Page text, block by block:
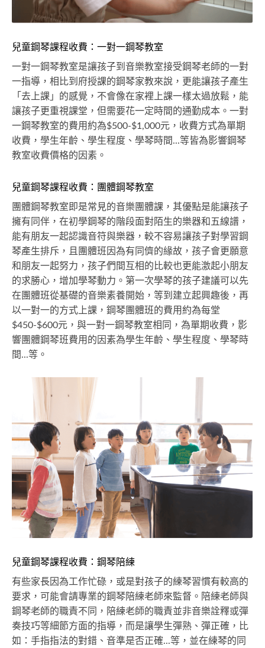
兒童鋼琴課程收費：一對一鋼琴教室
一對一鋼琴教室是讓孩子到音樂教室接受鋼琴老師的一對
一指導，相比到府授課的鋼琴家教來說，更能讓孩子產生
「去上課」的感覺，不會像在家裡上課一樣太過放鬆，能
讓孩子更重視課堂，但需要花一定時間的通勤成本。一對
一鋼琴教室的費用約為$500-$1,000元，收費方式為單期
收費，學生年齡、學生程度、學琴時間...等皆為影響鋼琴
教室收費價格的因素。
兒童鋼琴課程收費：團體鋼琴教室
團體鋼琴教室即是常見的音樂團體課，其優點是能讓孩子
擁有同伴，在初學鋼琴的階段面對陌生的樂器和五線譜，
能有朋友一起認識音符與樂器，較不容易讓孩子對學習鋼
琴產生排斥，且團體班因為有同儕的緣故，孩子會更願意
和朋友一起努力，孩子們間互相的比較也更能激起小朋友
的求勝心，增加學琴動力。第一次學琴的孩子建議可以先
在團體班從基礎的音樂素養開始，等到建立起興趣後，再
以一對一的方式上課，鋼琴團體班的費用約為每堂
$450-$600元，與一對一鋼琴教室相同，為單期收費，影
響團體鋼琴班費用的因素為學生年齡、學生程度、學琴時
間...等。
兒童鋼琴課程收費：鋼琴陪練
有些家長因為工作忙碌，或是對孩子的練琴習慣有較高的
要求，可能會請專業的鋼琴陪練老師來監督。陪練老師與
鋼琴老師的職責不同，陪練老師的職責並非音樂詮釋或彈
奏技巧等細節方面的指導，而是讓學生彈熟、彈正確，比
如：手指指法的對錯、音準是否正確...等，並在練琴的同